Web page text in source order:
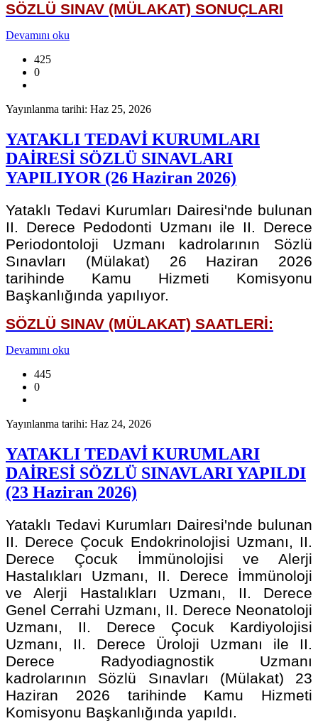
SÖZLÜ SINAV (MÜLAKAT) SONUÇLARI
Devamını oku
425
0
Yayınlanma tarihi: Haz 25, 2026
YATAKLI TEDAVİ KURUMLARI
DAİRESİ SÖZLÜ SINAVLARI
YAPILIYOR (26 Haziran 2026)
Yataklı Tedavi Kurumları Dairesi'nde bulunan
II. Derece Pedodonti Uzmanı ile II. Derece
Periodontoloji Uzmanı kadrolarının Sözlü
Sınavları (Mülakat) 26 Haziran 2026
tarihinde Kamu Hizmeti Komisyonu
Başkanlığında yapılıyor.
SÖZLÜ SINAV (MÜLAKAT) SAATLERİ:
Devamını oku
445
0
Yayınlanma tarihi: Haz 24, 2026
YATAKLI TEDAVİ KURUMLARI
DAİRESİ SÖZLÜ SINAVLARI YAPILDI
(23 Haziran 2026)
Yataklı Tedavi Kurumları Dairesi'nde bulunan
II. Derece Çocuk Endokrinolojisi Uzmanı, II.
Derece Çocuk İmmünolojisi ve Alerji
Hastalıkları Uzmanı, II. Derece İmmünoloji
ve Alerji Hastalıkları Uzmanı, II. Derece
Genel Cerrahi Uzmanı, II. Derece Neonatoloji
Uzmanı, II. Derece Çocuk Kardiyolojisi
Uzmanı, II. Derece Üroloji Uzmanı ile II.
Derece Radyodiagnostik Uzmanı
kadrolarının Sözlü Sınavları (Mülakat) 23
Haziran 2026 tarihinde Kamu Hizmeti
Komisyonu Başkanlığında yapıldı.